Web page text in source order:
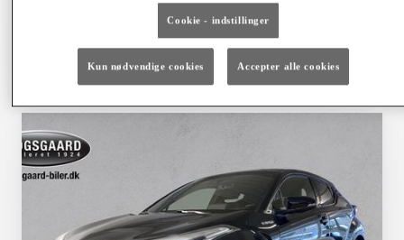
Kontakt forhandler
Sammenlign Gem
Cookie - indstillinger
Kun nødvendige cookies Accepter alle cookies